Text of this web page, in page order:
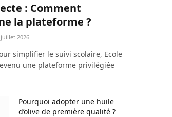
: Comment
la plateforme ?
juillet 2026
simplifier le suivi scolaire, Ecole
une plateforme privilégiée
Pourquoi adopter une huile
d’olive de première qualité ?